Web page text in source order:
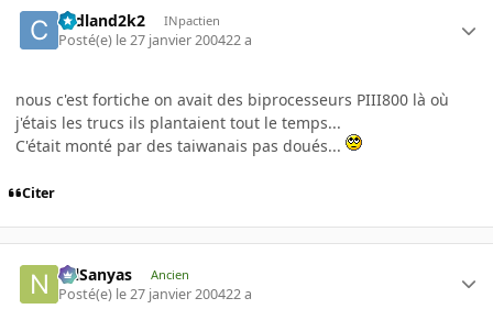
cedland2k2 INpactien
Posté(e) le 27 janvier 200422 a
nous c'est fortiche on avait des biprocesseurs PIII800 là où
j'étais les trucs ils plantaient tout le temps...
C'était monté par des taiwanais pas doués...
Citer
NilSanyas Ancien
Posté(e) le 27 janvier 200422 a